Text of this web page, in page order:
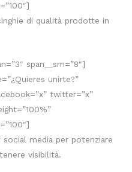
di qualità prodotte in
span__sm=”8″]
unirte?”
twitter=”x”
social media per potenziare
visibilità.